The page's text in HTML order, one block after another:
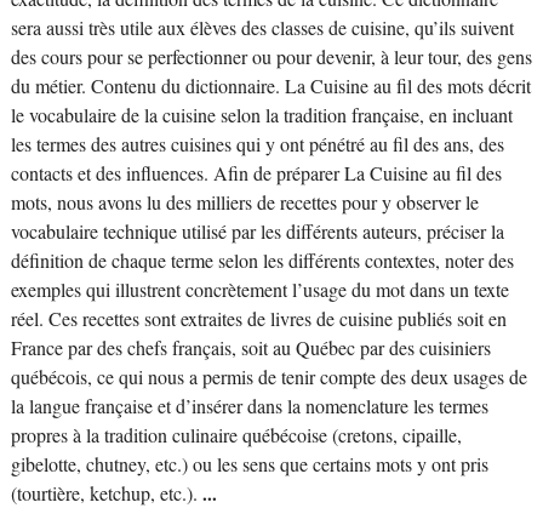
sera aussi très utile aux élèves des classes de cuisine, qu’ils suivent
des cours pour se perfectionner ou pour devenir, à leur tour, des gens
du métier. Contenu du dictionnaire. La Cuisine au fil des mots décrit
le vocabulaire de la cuisine selon la tradition française, en incluant
les termes des autres cuisines qui y ont pénétré au fil des ans, des
contacts et des influences. Afin de préparer La Cuisine au fil des
mots, nous avons lu des milliers de recettes pour y observer le
vocabulaire technique utilisé par les différents auteurs, préciser la
définition de chaque terme selon les différents contextes, noter des
exemples qui illustrent concrètement l’usage du mot dans un texte
réel. Ces recettes sont extraites de livres de cuisine publiés soit en
France par des chefs français, soit au Québec par des cuisiniers
québécois, ce qui nous a permis de tenir compte des deux usages de
la langue française et d’insérer dans la nomenclature les termes
propres à la tradition culinaire québécoise (cretons, cipaille,
gibelotte, chutney, etc.) ou les sens que certains mots y ont pris
(tourtière, ketchup, etc.). ...